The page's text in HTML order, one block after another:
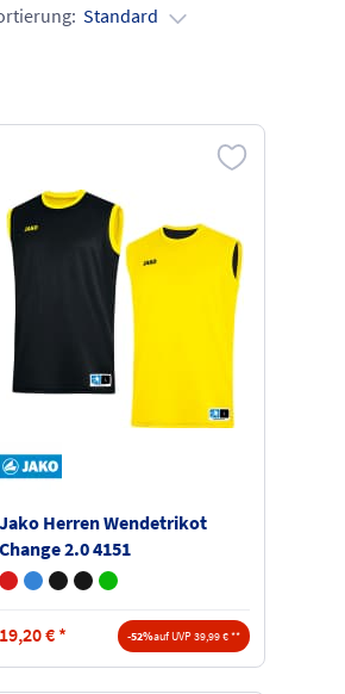
Standard
Jako Herren Wendetrikot
Change 2.0 4151
19,20€ * -52%auf UVP 39,99 € **